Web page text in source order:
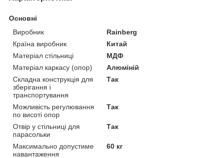
Основні
Виробник
Rainberg
Країна виробник
Китай
Матеріал стільниці
МДФ
Матеріал каркасу (опор)
Алюміній
Складна конструкція для
зберігання і
транспортування
Так
Можливість регулювання
по висоті опор
Так
Отвір у стільниці для
парасольки
Так
Максимально допустиме
навантаження
60 кг